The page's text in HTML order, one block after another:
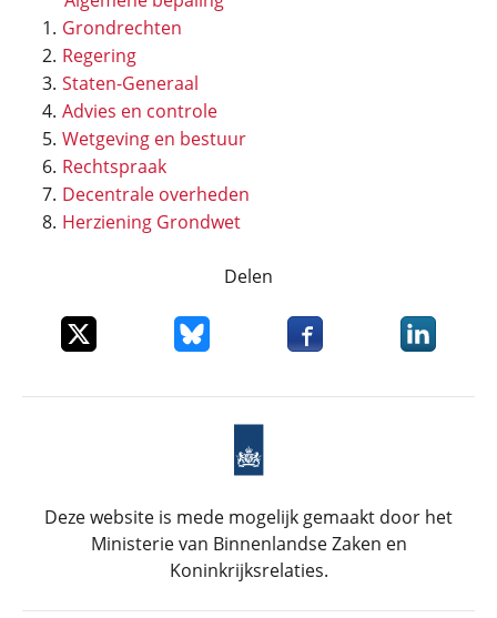
Grondrechten
Regering
Staten-Generaal
Advies en controle
Wetgeving en bestuur
Rechtspraak
Decentrale overheden
Herziening Grondwet
Delen
Deel dit item op XDeel dit item op Bluesky
Deel dit item opDeel dit
Deze website is mede mogelijk gemaakt door het
Ministerie van Binnenlandse Zaken en
Koninkrijksrelaties.